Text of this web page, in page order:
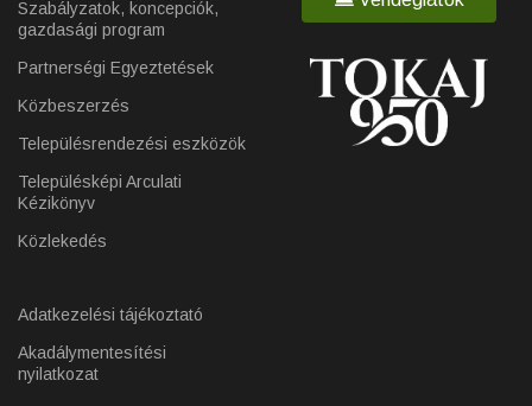
Szabályzatok, koncepciók,
gazdasági program
Partnerségi Egyeztetések
Közbeszerzés
Településrendezési eszközök
Településképi Arculati
Kézikönyv
Közlekedés
Adatkezelési tájékoztató
Akadálymentesítési
nyilatkozat